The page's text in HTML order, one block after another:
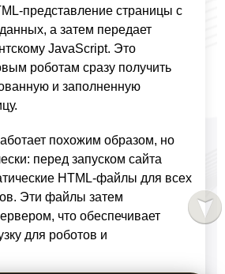
представление страницы с
а затем передает
JavaScript. Это
роботам сразу получить
и заполненную
похожим образом, но
перед запуском сайта
HTML-файлы для всех
Эти файлы затем
что обеспечивает
для роботов и